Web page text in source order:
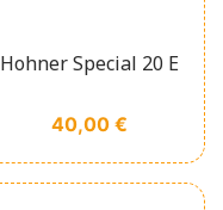
Hohner Special 20 E
Prix
40,00 €